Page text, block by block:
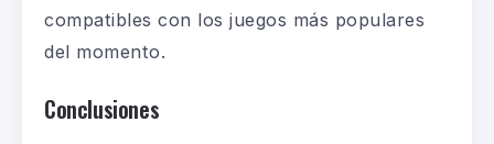
compatibles con los juegos más populares
del momento.
Conclusiones